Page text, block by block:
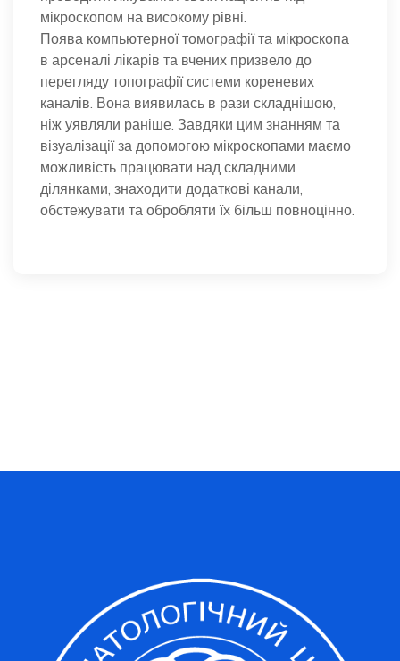
мікроскопом на високому рівні.
Поява компьютерної томографії та мікроскопа
в арсеналі лікарів та вчених призвело до
перегляду топографії системи кореневих
каналів. Вона виявилась в рази складнішою,
ніж уявляли раніше. Завдяки цим знанням та
візуалізації за допомогою мікроскопами маємо
можливість працювати над складними
ділянками, знаходити додаткові канали,
обстежувати та обробляти їх більш повноцінно.